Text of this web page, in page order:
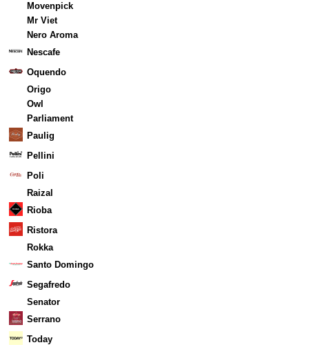
Movenpick
Mr Viet
Nero Aroma
Nescafe
Oquendo
Origo
Owl
Parliament
Paulig
Pellini
Poli
Raizal
Rioba
Ristora
Rokka
Santo Domingo
Segafredo
Senator
Serrano
Today